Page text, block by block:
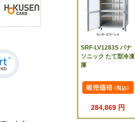
SRF-LV1283S パナ
ソニック たて型冷凍
庫
284,869 円